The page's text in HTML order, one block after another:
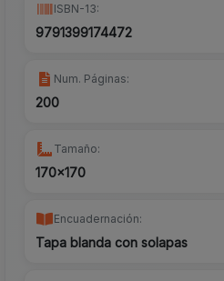
ISBN-13:
9791399174472
Num. Páginas:
200
Tamaño:
170x170
Encuadernación:
Tapa blanda con solapas